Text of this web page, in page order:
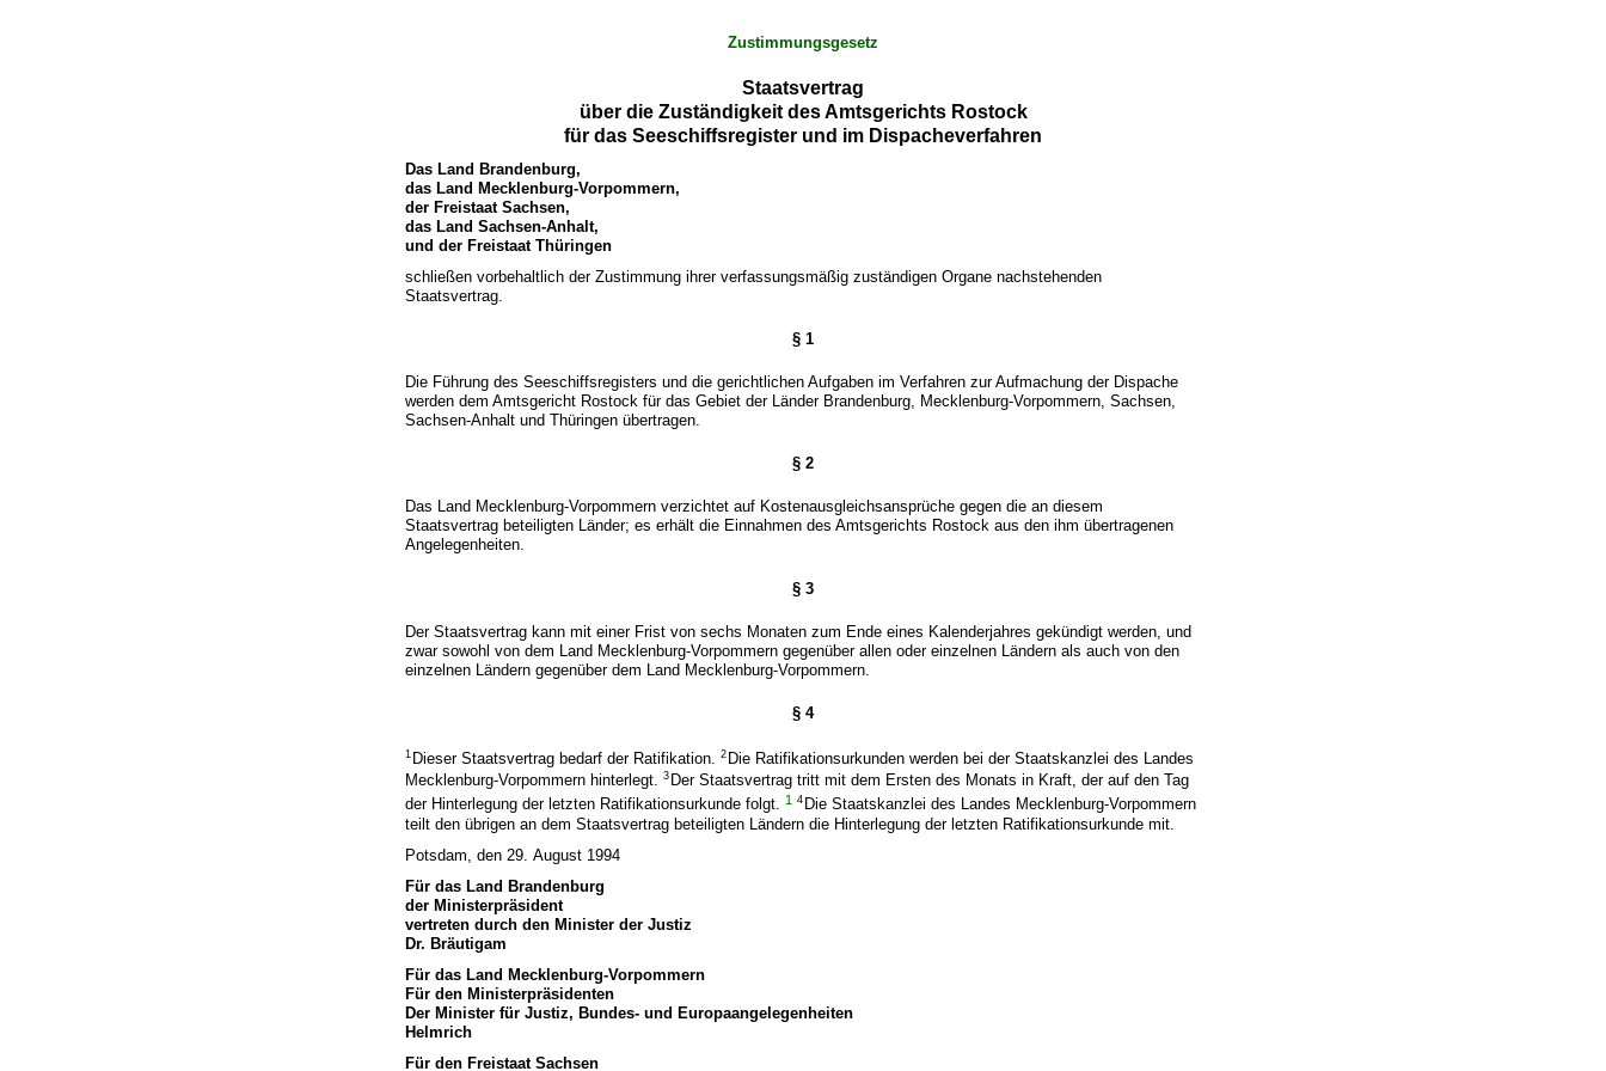
Zustimmungsgesetz
Staatsvertrag
über die Zuständigkeit des Amtsgerichts Rostock
für das Seeschiffsregister und im Dispacheverfahren
Das Land Brandenburg,
das Land Mecklenburg-Vorpommern,
der Freistaat Sachsen,
das Land Sachsen-Anhalt,
und der Freistaat Thüringen
schließen vorbehaltlich der Zustimmung ihrer verfassungsmäßig zuständigen Organe nachstehenden
Staatsvertrag.
§ 1
Die Führung des Seeschiffsregisters und die gerichtlichen Aufgaben im Verfahren zur Aufmachung der Dispache
werden dem Amtsgericht Rostock für das Gebiet der Länder Brandenburg, Mecklenburg-Vorpommern, Sachsen,
Sachsen-Anhalt und Thüringen übertragen.
§ 2
Das Land Mecklenburg-Vorpommern verzichtet auf Kostenausgleichsansprüche gegen die an diesem
Staatsvertrag beteiligten Länder; es erhält die Einnahmen des Amtsgerichts Rostock aus den ihm übertragenen
Angelegenheiten.
§ 3
Der Staatsvertrag kann mit einer Frist von sechs Monaten zum Ende eines Kalenderjahres gekündigt werden, und
zwar sowohl von dem Land Mecklenburg-Vorpommern gegenüber allen oder einzelnen Ländern als auch von den
einzelnen Ländern gegenüber dem Land Mecklenburg-Vorpommern.
§ 4
1 Dieser Staatsvertrag bedarf der Ratifikation.2 Die Ratifikationsurkunden werden bei der Staatskanzlei des Landes
Mecklenburg-Vorpommern hinterlegt.3 Der Staatsvertrag tritt mit dem Ersten des Monats in Kraft, der auf den Tag
der Hinterlegung der letzten Ratifikationsurkunde folgt. 1 4 Die Staatskanzlei des Landes Mecklenburg-Vorpommern
teilt den übrigen an dem Staatsvertrag beteiligten Ländern die Hinterlegung der letzten Ratifikationsurkunde mit.
Potsdam, den 29. August 1994
Für das Land Brandenburg
der Ministerpräsident
vertreten durch den Minister der Justiz
Dr. Bräutigam
Für das Land Mecklenburg-Vorpommern
Für den Ministerpräsidenten
Der Minister für Justiz, Bundes- und Europaangelegenheiten
Helmrich
Für den Freistaat Sachsen